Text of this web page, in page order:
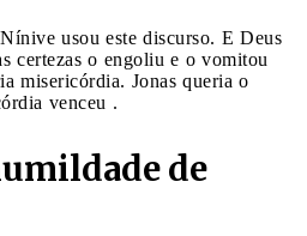
usou este discurso. E Deus
certezas o engoliu e o vomitou
misericórdia. Jonas queria o
venceu .
de